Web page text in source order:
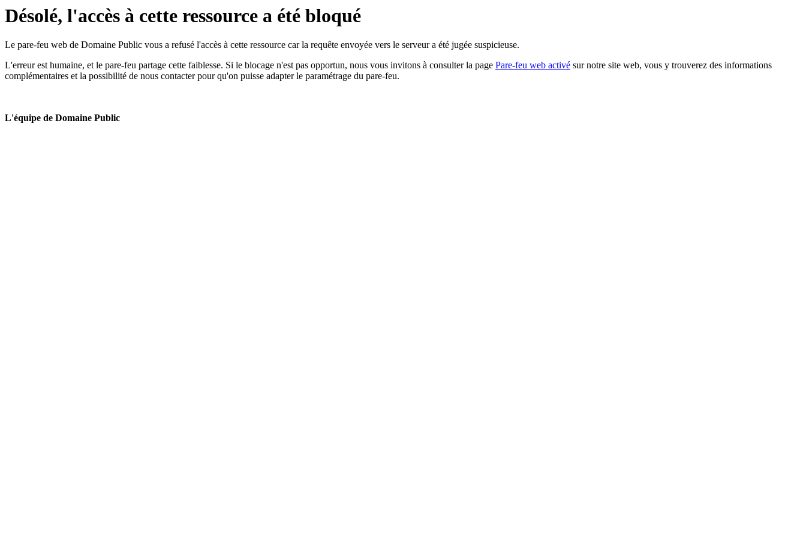
Désolé, l'accès à cette ressource a été bloqué
Le pare-feu web de Domaine Public vous a refusé l'accès à cette ressource car la requête envoyée vers le serveur a été jugée suspicieuse.
L'erreur est humaine, et le pare-feu partage cette faiblesse. Si le blocage n'est pas opportun, nous vous invitons à consulter la page Pare-feu web activé sur notre site web, vous y trouverez des informations
complémentaires et la possibilité de nous contacter pour qu'on puisse adapter le paramétrage du pare-feu.
L'équipe de Domaine Public